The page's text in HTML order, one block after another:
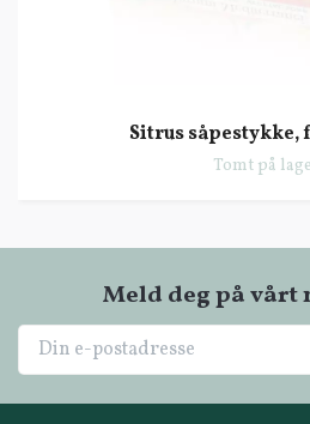
Sitrus såpestykke,
Tomt på
Meld deg på vårt